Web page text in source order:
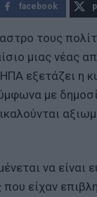
facebook
τους
μιας νέας
εξετάζει η
με
να είναι
είχαν